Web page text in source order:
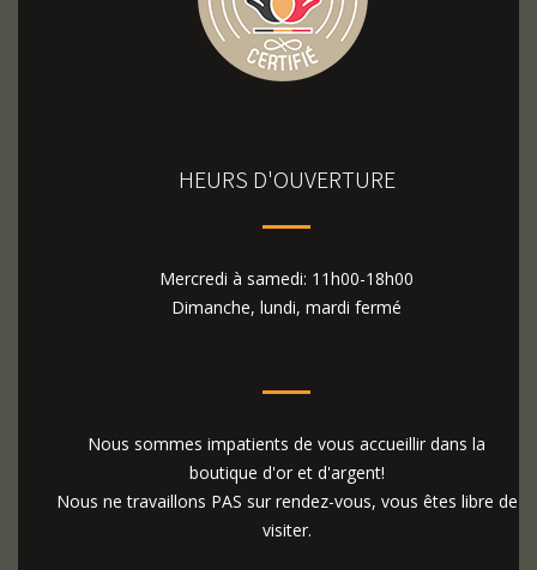
HEURS D'OUVERTURE
Mercredi à samedi: 11h00-18h00
Dimanche, lundi, mardi fermé
Nous sommes impatients de vous accueillir dans la
boutique d'or et d'argent!
Nous ne travaillons PAS sur rendez-vous, vous êtes libre de
visiter.